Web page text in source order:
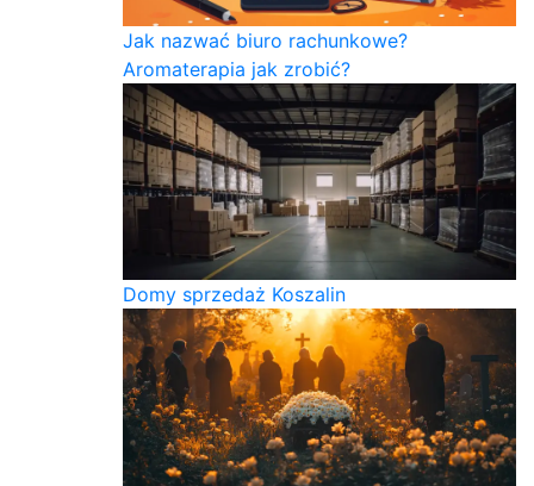
Jak nazwać biuro rachunkowe?
Aromaterapia jak zrobić?
Domy sprzedaż Koszalin